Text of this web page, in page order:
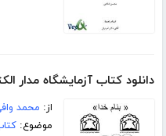
دانلود کتاب آزمایشگاه مدار
از: محمد
موضوع: